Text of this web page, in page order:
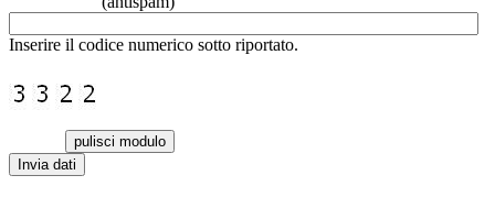
Inserire il codice numerico sotto riportato.